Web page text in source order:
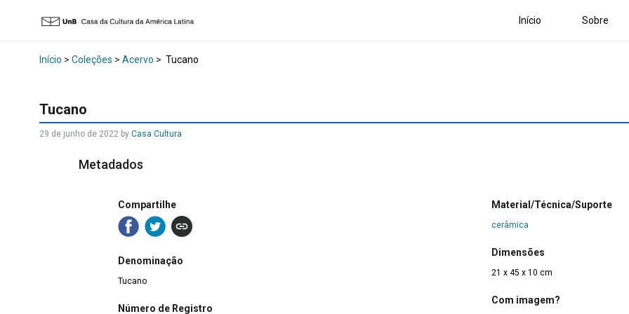
Início Sobre
Início > Coleções > Acervo > Tucano
Tucano
29 de junho de 2022 by Casa Cultura
Metadados
Compartilhe
Denominação
Tucano
Número de Registro
Material/Técnica/Suporte
cerâmica
Dimensões
21 x 45 x 10 cm
Com imagem?